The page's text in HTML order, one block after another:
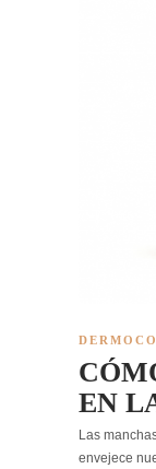
EN
Las
envejece